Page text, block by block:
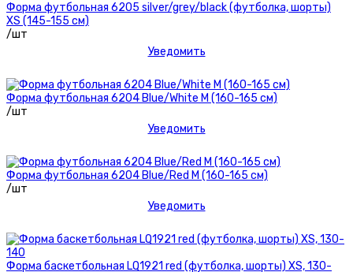
Форма футбольная 6205 silver/grey/black (футболка, шорты)
XS (145-155 см)
/шт
Уведомить
Форма футбольная 6204 Blue/White М (160-165 см)
/шт
Уведомить
Форма футбольная 6204 Blue/Red М (160-165 см)
/шт
Уведомить
Форма баскетбольная LQ1921 red (футболка, шорты) XS, 130-